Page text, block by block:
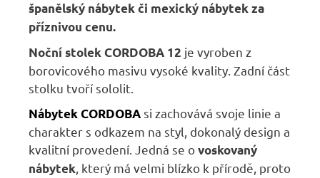
španělský nábytek či mexický nábytek za
příznivou cenu.
Noční stolekCORDOBA 12 je vyroben z
borovicového masivu vysoké kvality. Zadní část
stolku tvoří sololit.
NábytekCORDOBA si zachovává svoje linie a
charakter s odkazem na styl, dokonalý design a
kvalitní provedení. Jedná se ovoskovaný
nábytek, který má velmi blízko k přírodě, proto